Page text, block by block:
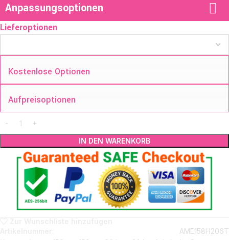
Anpassungsoptionen
Lieferoptionen
Kostenlose Optionen
Aufpreisoptionen
IN DEN WARENKORB
AME158H206T